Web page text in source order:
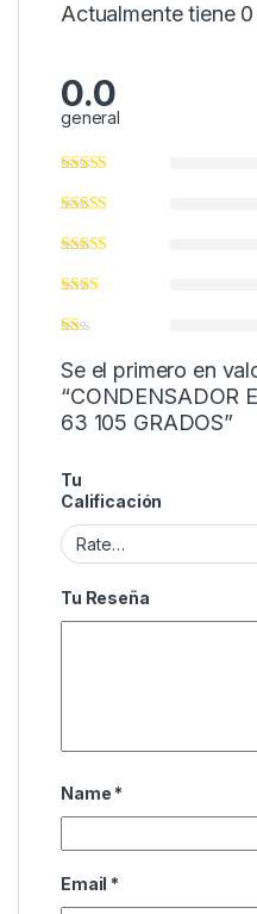
Actualmente tiene
0.0
general
Se el primero en
“CONDENSADOR
63 105 GRADOS”
Tu
Calificación
Tu Reseña
Name *
Email *